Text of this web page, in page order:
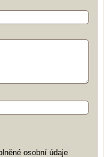
osobní údaje